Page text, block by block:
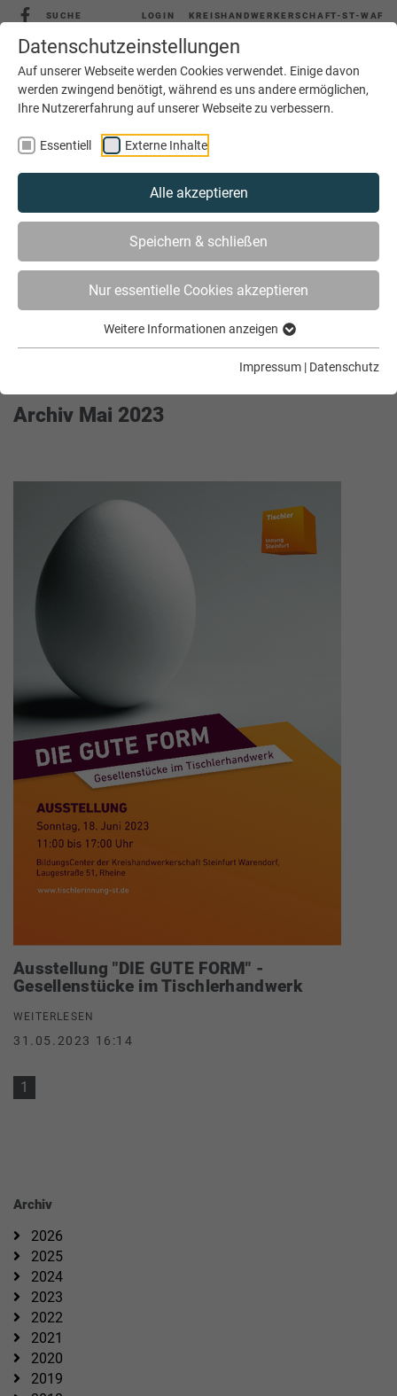
Datenschutzeinstellungen
Auf unserer Webseite werden Cookies verwendet. Einige davon
werden zwingend benötigt, während es uns andere ermöglichen,
Ihre Nutzererfahrung auf unserer Webseite zu verbessern.
Essentiell Externe Inhalte
Alle akzeptieren
Speichern & schließen
Nur essentielle Cookies akzeptieren
Weitere Informationen anzeigen
Impressum | Datenschutz
SUCHE LOGIN KREISHANDWERKERSCHAFT-ST-WAF
SIE SIND HIER AKTUELLES ARCHIV
Archiv Mai 2023
Ausstellung "DIE GUTE FORM" -
Gesellenstücke im Tischlerhandwerk
WEITERLESEN
31.05.2023 16:14
1
Archiv
2026
2025
2024
2023
2022
2021
2020
2019